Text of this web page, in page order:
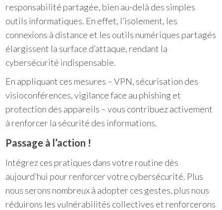
responsabilité partagée, bien au-delà des simples
outils informatiques. En effet, l’isolement, les
connexions à distance et les outils numériques partagés
élargissent la surface d’attaque, rendant la
cybersécurité indispensable.
En appliquant ces mesures – VPN, sécurisation des
visioconférences, vigilance face au phishing et
protection des appareils – vous contribuez activement
à renforcer la sécurité des informations.
Passage à l’action !
Intégrez ces pratiques dans votre routine dès
aujourd’hui pour renforcer votre cybersécurité. Plus
nous serons nombreux à adopter ces gestes, plus nous
réduirons les vulnérabilités collectives et renforcerons